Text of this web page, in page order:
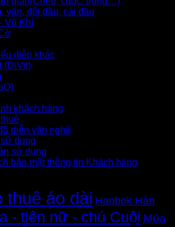
vấn, đội đầu, cài đầu
Vũ Khí
diễn khác
(DiVit)
khách hàng
diễn văn nghệ
dụng
sử dụng
bảo mật thông tin Khách hàng
thuê áo dài Hanbok Hàn
- tiên nữ - chú Cuội Múa